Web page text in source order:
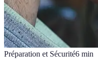
Préparation et Sécurité6 min